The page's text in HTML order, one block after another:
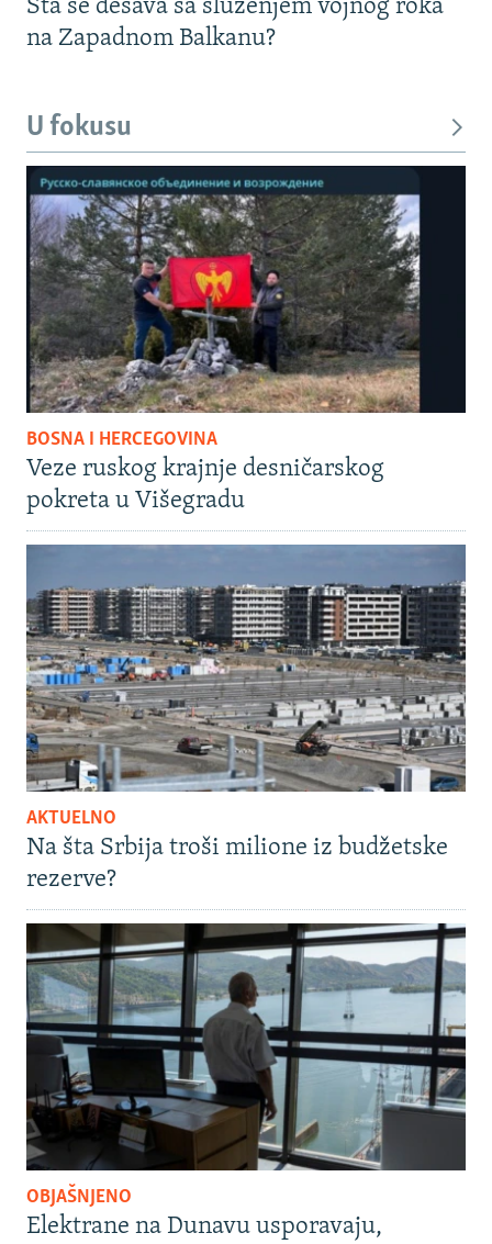
Šta se dešava sa služenjem vojnog roka
na Zapadnom Balkanu?
U fokusu
BOSNA I HERCEGOVINA
Veze ruskog krajnje desničarskog
pokreta u Višegradu
AKTUELNO
Na šta Srbija troši milione iz budžetske
rezerve?
OBJAŠNJENO
Elektrane na Dunavu usporavaju,